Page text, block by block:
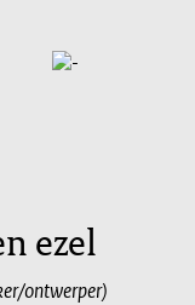
ezel
ontwerper)